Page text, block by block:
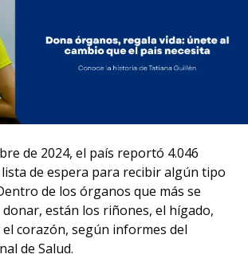
de 2024, el país reportó 4.046
de espera para recibir algún tipo
de los órganos que más se
están los riñones, el hígado,
corazón, según informes del
de Salud.